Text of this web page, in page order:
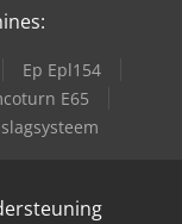
Ep Epl154
E65